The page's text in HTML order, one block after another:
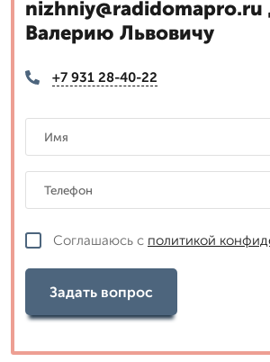
nizhniy@radidomapro.ru
Валерию Львовичу
+7 931 28-40-22
Соглашаюсь с политикой
Задать вопрос